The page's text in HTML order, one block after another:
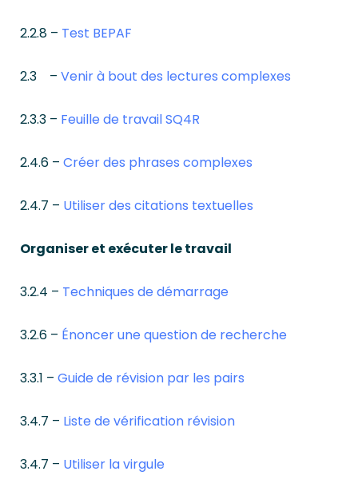
2.2.8 – Test BEPAF
2.3 – Venir à bout des lectures complexes
2.3.3 – Feuille de travail SQ4R
2.4.6 – Créer des phrases complexes
2.4.7 – Utiliser des citations textuelles
Organiser et exécuter le travail
3.2.4 – Techniques de démarrage
3.2.6 – Énoncer une question de recherche
3.3.1 – Guide de révision par les pairs
3.4.7 – Liste de vérification révision
3.4.7 – Utiliser la virgule